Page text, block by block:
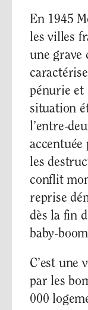
En 1945
les villes
une grave
pénurie et
situation
l’entre-
accentuée
les
conflit
reprise
dès la fin
baby-
C’est une
par les
000